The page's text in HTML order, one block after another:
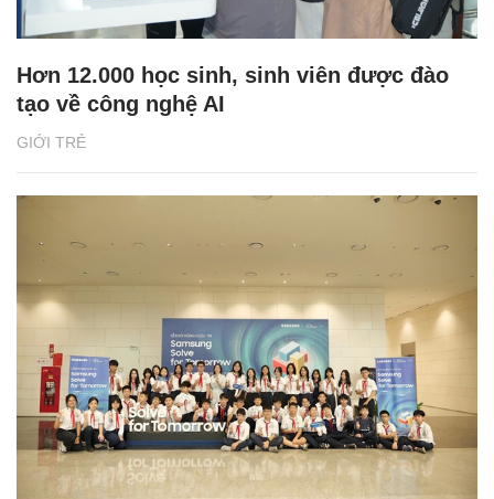
GIỚI TRẺ
Hơn 12.000 học sinh, sinh viên được đào
tạo về công nghệ AI